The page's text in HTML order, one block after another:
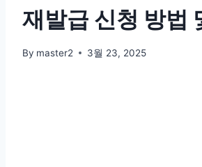
재발급 신청 방법
By master2 3월 23, 2025